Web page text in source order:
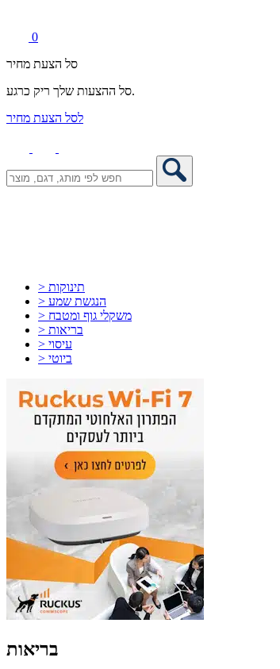
0
סל הצעת מחיר
סל ההצעות שלך ריק כרגע.
לסל הצעת מחיר
> תינוקות
> הנגשת שמע
> משקלי גוף ומטבח
> בריאות
> עיסוי
> ביוטי
בריאות